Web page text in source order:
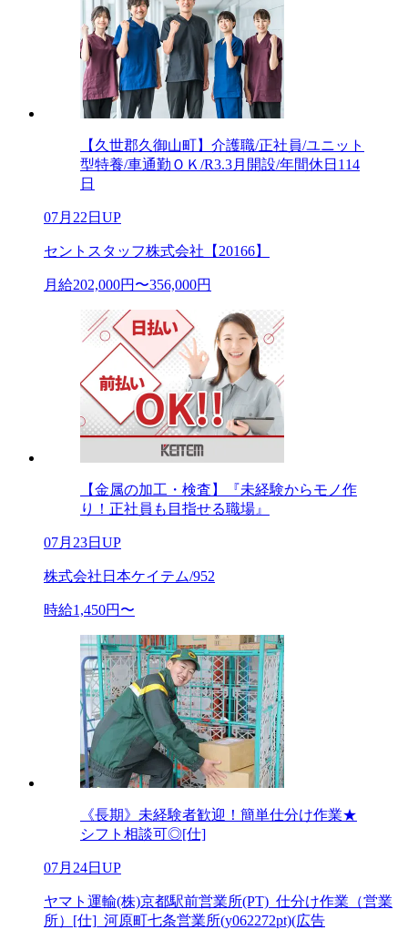
【久世郡久御山町】介護職/正社員/ユニット
型特養/車通勤ＯＫ/R3.3月開設/年間休日114
日
07月22日UP
セントスタッフ株式会社【20166】
月給202,000円〜356,000円
【金属の加工・検査】『未経験からモノ作
り！正社員も目指せる職場』
07月23日UP
株式会社日本ケイテム/952
時給1,450円〜
《長期》未経験者歓迎！簡単仕分け作業★
シフト相談可◎[仕]
07月24日UP
ヤマト運輸(株)京都駅前営業所(PT)_仕分け作業（営業
所）[仕]_河原町七条営業所(y062272pt)(広告